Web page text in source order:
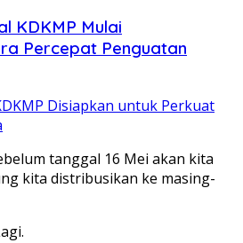
KDKMP Mulai
Percepat Penguatan
Disiapkan untuk Perkuat
tanggal 16 Mei akan kita
kita distribusikan ke masing-